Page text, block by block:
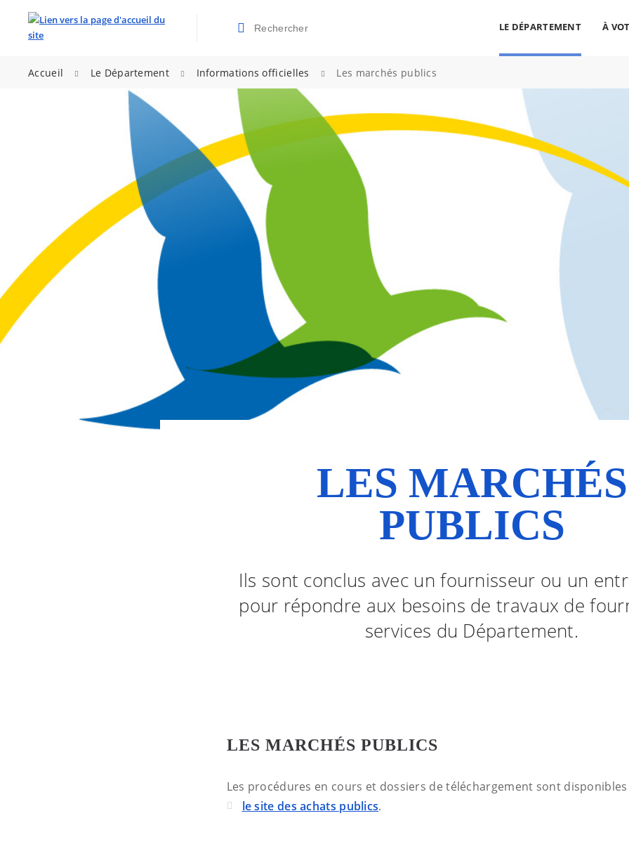
Valider la recherche LE DÉPARTEMENT À
Accueil Le Département Informations officielles Les marchés publics
LES MARCHÉS
PUBLICS
Ils sont conclus avec un fournisseur ou un
pour répondre aux besoins de travaux de
services du Département.
LES MARCHÉS PUBLICS
Les procédures en cours et dossiers de téléchargement sont
le site des achats publics.